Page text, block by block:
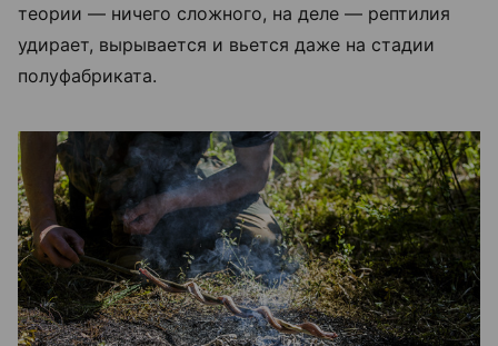
теории — ничего сложного, на деле — рептилия
удирает, вырывается и вьется даже на стадии
полуфабриката.